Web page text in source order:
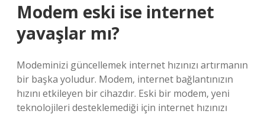
Modem eski ise internet
yavaşlar mı?
Modeminizi güncellemek internet hızınızı artırmanın
bir başka yoludur. Modem, internet bağlantınızın
hızını etkileyen bir cihazdır. Eski bir modem, yeni
teknolojileri desteklemediği için internet hızınızı